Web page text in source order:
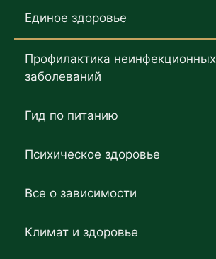
Единое здоровье
Профилактика неинфекционных
заболеваний
Гид по питанию
Психическое здоровье
Все о зависимости
Климат и здоровье